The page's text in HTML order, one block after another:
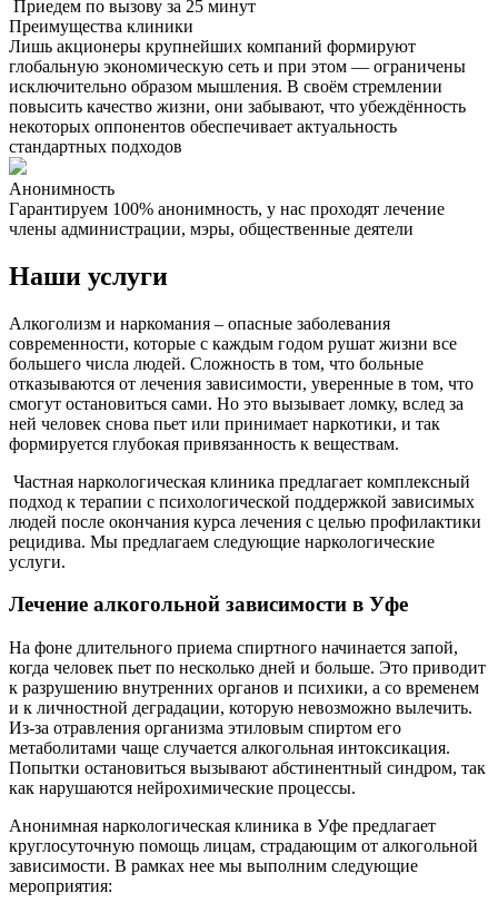
Приедем по вызову за 25 минут
Преимущества клиники
Лишь акционеры крупнейших компаний формируют
глобальную экономическую сеть и при этом — ограничены
исключительно образом мышления. В своём стремлении
повысить качество жизни, они забывают, что убеждённость
некоторых оппонентов обеспечивает актуальность
стандартных подходов
Анонимность
Гарантируем 100% анонимность, у нас проходят лечение
члены администрации, мэры, общественные деятели
Наши услуги
Алкоголизм и наркомания – опасные заболевания
современности, которые с каждым годом рушат жизни все
большего числа людей. Сложность в том, что больные
отказываются от лечения зависимости, уверенные в том, что
смогут остановиться сами. Но это вызывает ломку, вслед за
ней человек снова пьет или принимает наркотики, и так
формируется глубокая привязанность к веществам.
Частная наркологическая клиника предлагает комплексный
подход к терапии с психологической поддержкой зависимых
людей после окончания курса лечения с целью профилактики
рецидива. Мы предлагаем следующие наркологические
услуги.
Лечение алкогольной зависимости в Уфе
На фоне длительного приема спиртного начинается запой,
когда человек пьет по несколько дней и больше. Это приводит
к разрушению внутренних органов и психики, а со временем
и к личностной деградации, которую невозможно вылечить.
Из-за отравления организма этиловым спиртом его
метаболитами чаще случается алкогольная интоксикация.
Попытки остановиться вызывают абстинентный синдром, так
как нарушаются нейрохимические процессы.
Анонимная наркологическая клиника в Уфе предлагает
круглосуточную помощь лицам, страдающим от алкогольной
зависимости. В рамках нее мы выполним следующие
мероприятия: